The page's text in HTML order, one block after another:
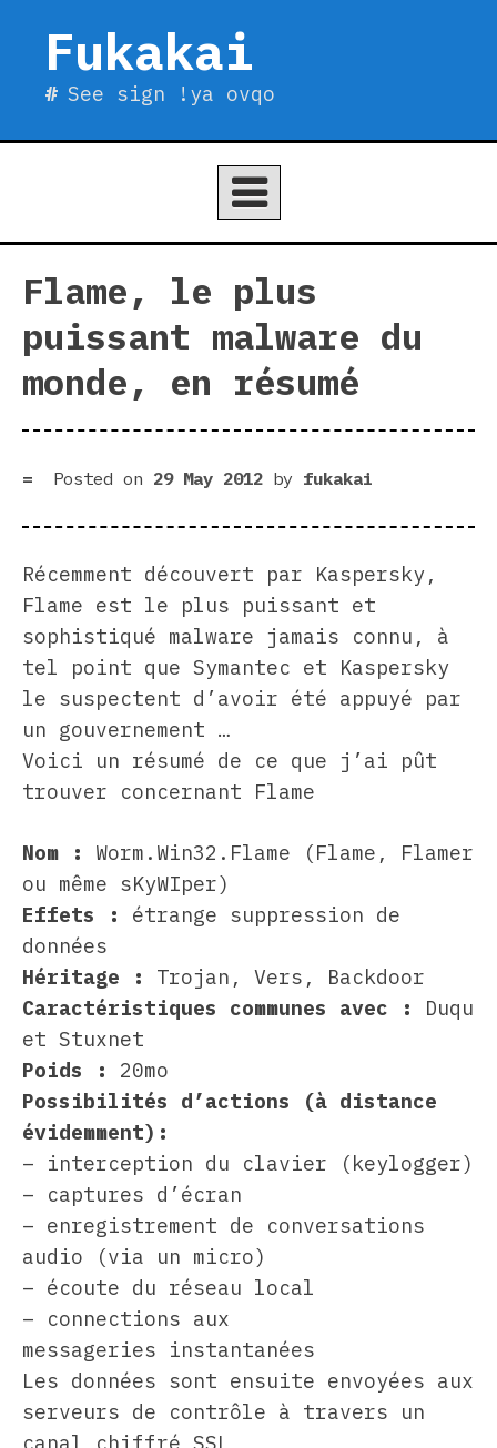
contentFukakai
See sign !ya ovqo
Flame, le plus
puissant malware du
monde, en résumé
Posted on 29 May 2012 by fukakai
Récemment découvert par Kaspersky,
Flame est le plus puissant et
sophistiqué malware jamais connu, à
tel point que Symantec et Kaspersky
le suspectent d’avoir été appuyé par
un gouvernement …
Voici un résumé de ce que j’ai pût
trouver concernant Flame
Nom :
Worm.Win32.Flame (Flame, Flamer
ou même sKyWIper)
Effets :
étrange suppression de
données
Héritage :
Trojan, Vers, Backdoor
Caractéristiques communes avec :
Duqu
et Stuxnet
Poids :
20mo
Possibilités d’actions (à distance
évidemment):
– interception du clavier (keylogger)
– captures d’écran
– enregistrement de conversations
audio (via un micro)
– écoute du réseau local
– connections aux
messageries instantanées
Les données sont ensuite envoyées aux
serveurs de contrôle à travers un
canal chiffré SSL